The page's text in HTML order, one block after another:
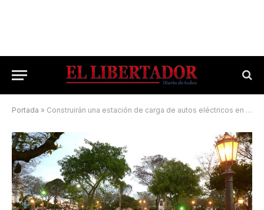
Portada » Construirán una estación de carga de autos eléctricos en una plaza correntina